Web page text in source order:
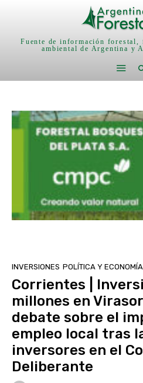
Fuente de información
ambiental de Argentina y
INVERSIONES POLÍTICA Y ECONOMÍA
Corrientes |
millones en
debate sobre el
empleo local tras
inversores en el
Deliberante